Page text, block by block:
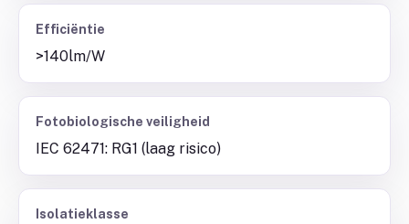
Efficiëntie
>140lm/W
Fotobiologische veiligheid
IEC 62471: RG1 (laag risico)
Isolatieklasse